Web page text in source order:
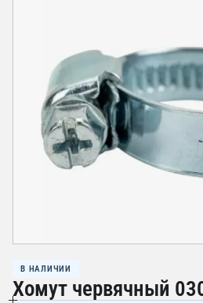
В НАЛИЧИИ
Хомут червячный